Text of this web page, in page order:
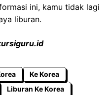
ini, kamu tidak lagi
liburan.
Ke Korea
Liburan Ke Korea